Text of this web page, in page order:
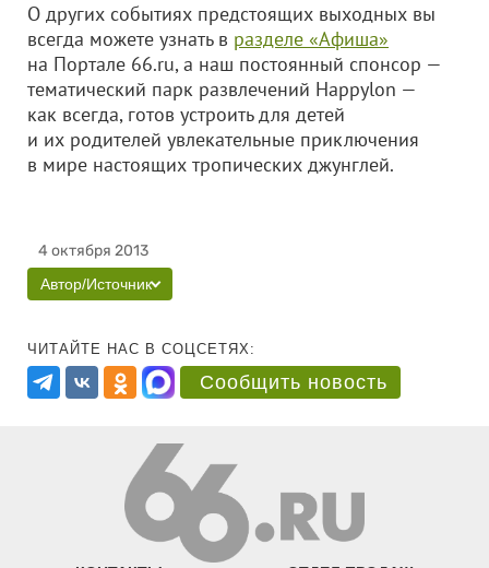
О других событиях предстоящих выходных вы
всегда можете узнать в разделе «Афиша»
на Портале 66.ru, а наш постоянный спонсор —
тематический парк развлечений Happylon —
как всегда, готов устроить для детей
и их родителей увлекательные приключения
в мире настоящих тропических джунглей.
4 октября 2013
Автор/Источник
ЧИТАЙТЕ НАС В СОЦСЕТЯХ:
Сообщить новость